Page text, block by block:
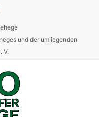
und der umliegenden
V.